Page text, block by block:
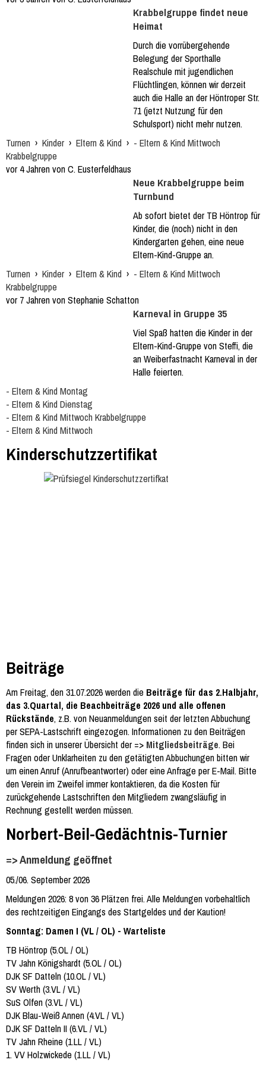
Krabbelgruppe findet neue
Heimat
Durch die vorrübergehende
Belegung der Sporthalle
Realschule mit jugendlichen
Flüchtlingen, können wir derzeit
auch die Halle an der Höntroper Str.
71 (jetzt Nutzung für den
Schulsport) nicht mehr nutzen.
Turnen › Kinder › Eltern & Kind › - Eltern & Kind Mittwoch
Krabbelgruppe
vor 4 Jahren von C. Eusterfeldhaus
Neue Krabbelgruppe beim
Turnbund
Ab sofort bietet der TB Höntrop für
Kinder, die (noch) nicht in den
Kindergarten gehen, eine neue
Eltern-Kind-Gruppe an.
Turnen › Kinder › Eltern & Kind › - Eltern & Kind Mittwoch
Krabbelgruppe
vor 7 Jahren von Stephanie Schatton
Karneval in Gruppe 35
Viel Spaß hatten die Kinder in der
Eltern-Kind-Gruppe von Steffi, die
an Weiberfastnacht Karneval in der
Halle feierten.
- Eltern & Kind Montag
- Eltern & Kind Dienstag
- Eltern & Kind Mittwoch Krabbelgruppe
- Eltern & Kind Mittwoch
Kinderschutzzertifikat
Beiträge
Am Freitag, den 31.07.2026 werden die Beiträge für das 2.Halbjahr,
das 3.Quartal, die Beachbeiträge 2026 und alle offenen
Rückstände, z.B. von Neuanmeldungen seit der letzten Abbuchung
per SEPA-Lastschrift eingezogen. Informationen zu den Beiträgen
finden sich in unserer Übersicht der => Mitgliedsbeiträge. Bei
Fragen oder Unklarheiten zu den getätigten Abbuchungen bitten wir
um einen Anruf (Anrufbeantworter) oder eine Anfrage per E-Mail. Bitte
den Verein im Zweifel immer kontaktieren, da die Kosten für
zurückgehende Lastschriften den Mitgliedern zwangsläufig in
Rechnung gestellt werden müssen.
Norbert-Beil-Gedächtnis-Turnier
=> Anmeldung geöffnet
05./06. September 2026
Meldungen 2026: 8 von 36 Plätzen frei. Alle Meldungen vorbehaltlich
des rechtzeitigen Eingangs des Startgeldes und der Kaution!
Sonntag: Damen I (VL / OL) - Warteliste
TB Höntrop (5.OL / OL)
TV Jahn Königshardt (5.OL / OL)
DJK SF Datteln (10.OL / VL)
SV Werth (3.VL / VL)
SuS Olfen (3.VL / VL)
DJK Blau-Weiß Annen (4.VL / VL)
DJK SF Datteln II (6.VL / VL)
TV Jahn Rheine (1.LL / VL)
1. VV Holzwickede (1.LL / VL)